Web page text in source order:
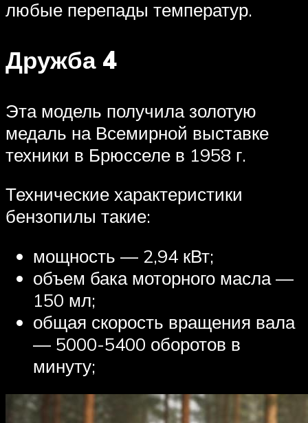
любые перепады температур.
Дружба 4
Эта модель получила золотую
медаль на Всемирной выставке
техники в Брюсселе в 1958 г.
Технические характеристики
бензопилы такие:
мощность — 2,94 кВт;
объем бака моторного масла —
150 мл;
общая скорость вращения вала
— 5000-5400 оборотов в
минуту;